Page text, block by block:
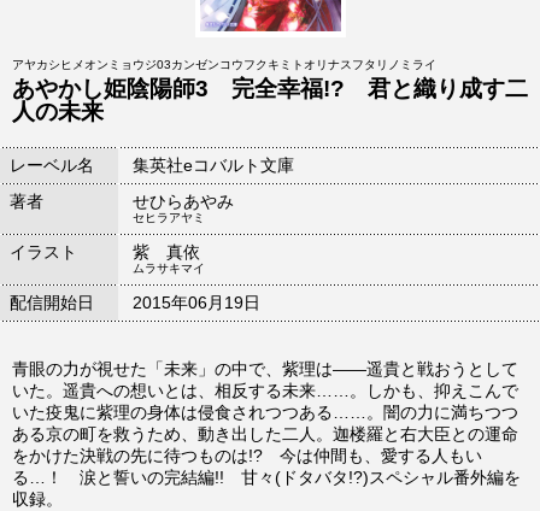
アヤカシヒメオンミョウジ03カンゼンコウフクキミトオリナスフタリノミライ
あやかし姫陰陽師3 完全幸福!? 君と織り成す二
人の未来
レーベル名
集英社eコバルト文庫
著者
せひらあやみ
セヒラアヤミ
イラスト 紫 真依
ムラサキマイ
配信開始日 2015年06月19日
青眼の力が視せた「未来」の中で、紫理は――遥貴と戦おうとして
いた。遥貴への想いとは、相反する未来……。しかも、抑えこんで
いた疫鬼に紫理の身体は侵食されつつある……。闇の力に満ちつつ
ある京の町を救うため、動き出した二人。迦楼羅と右大臣との運命
をかけた決戦の先に待つものは!? 今は仲間も、愛する人もい
る…！ 涙と誓いの完結編!! 甘々(ドタバタ!?)スペシャル番外編を
収録。